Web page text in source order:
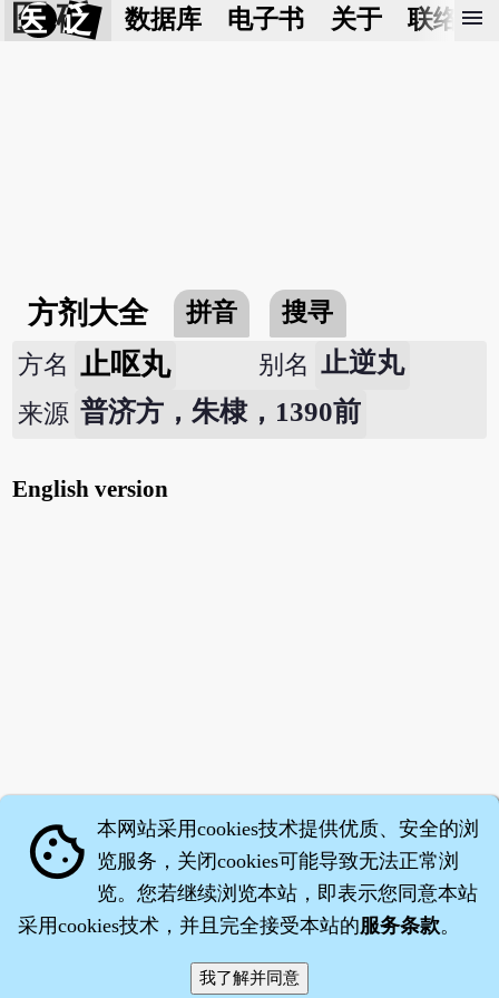
医 砭 数据库 电子书 关于 联络我
menu
方剂大全 拼音
搜寻
方名 止呕丸 别名 止逆丸
来源 普济方，朱棣，1390前
English version
·沈药子©2008～2026
cookie 本网站采用cookies技术提供优质、安全的浏
览服务，关闭cookies可能导致无法正常浏
览。您若继续浏览本站，即表示您同意本站
采用cookies技术，并且完全接受本站的服务条款。